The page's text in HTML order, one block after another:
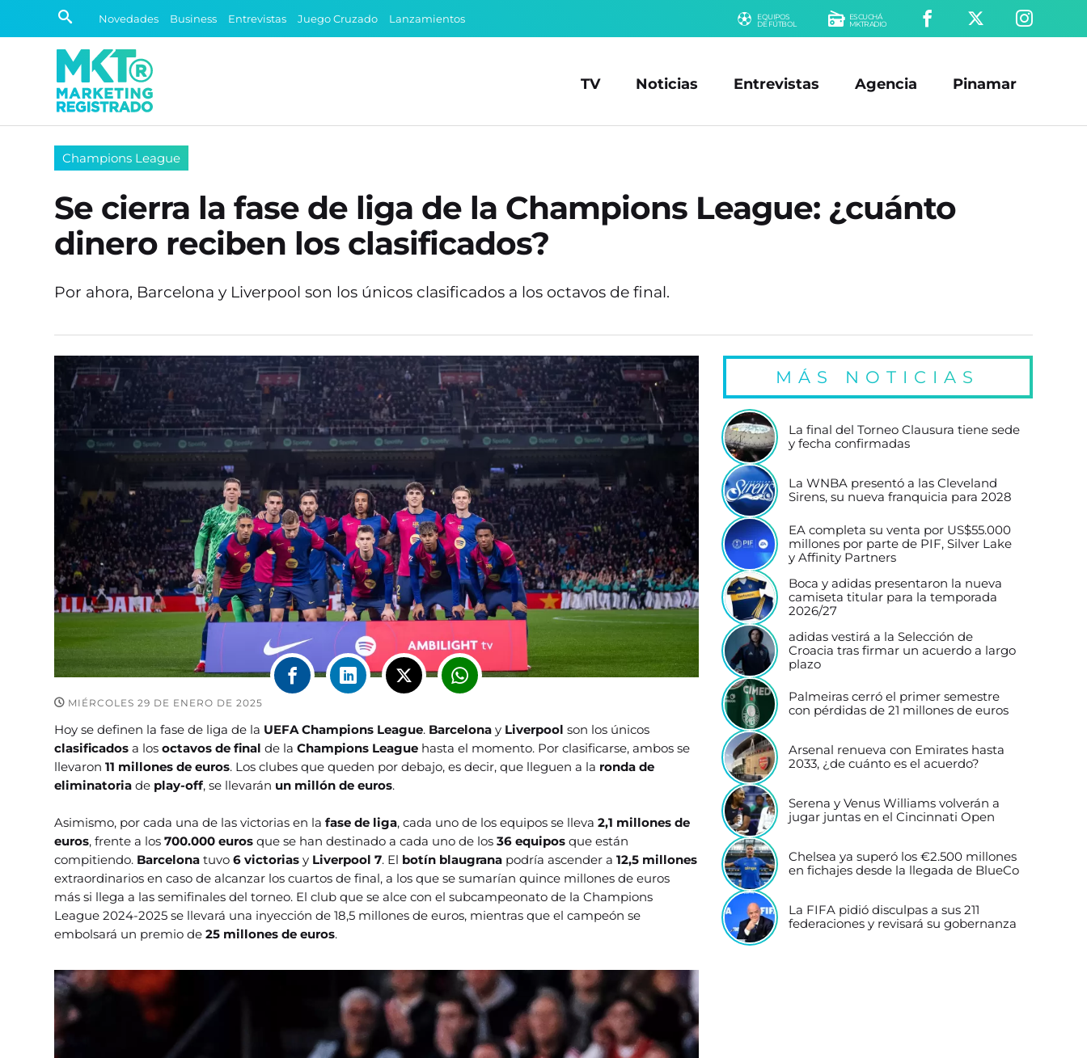
Novedades Business Entrevistas Juego Cruzado Lanzamientos
EQUIPOS
DE FÚTBOL
ESCUCHÁ
MKTRADIO
TV Noticias Entrevistas Agencia Pinamar
Champions League
Se cierra la fase de liga de la Champions League: ¿cuánto
dinero reciben los clasificados?
Por ahora, Barcelona y Liverpool son los únicos clasificados a los octavos de final.
MIÉRCOLES 29 DE ENERO DE 2025
Hoy se definen la fase de liga de la UEFA Champions League. Barcelonay Liverpoolson los únicos
clasificadosa los octavos de finalde laChampions League hasta el momento. Por clasificarse, ambos se
llevaron11 millones de euros. Los clubes que queden por debajo, es decir, que lleguen a la ronda de
eliminatoria de play-off, se llevarán un millón de euros.
Asimismo, por cada una de las victorias en lafase de liga, cada uno de los equipos se lleva2,1 millones de
euros, frente a los700.000 euros que se han destinado a cada uno de los36 equipos que están
compitiendo. Barcelonatuvo 6 victorias y Liverpool 7. El botín blaugrana podría ascender a12,5 millones
extraordinarios en caso de alcanzar los cuartos de final, a los que se sumarían quince millones de euros
más si llega a las semifinales del torneo. El club que se alce con el subcampeonato de la Champions
League 2024-2025 se llevará una inyección de 18,5 millones de euros, mientras que el campeón se
embolsará un premio de25 millones de euros.
MÁS NOTICIAS
La final del Torneo Clausura tiene sede
y fecha confirmadas
La WNBA presentó a las Cleveland
Sirens, su nueva franquicia para 2028
EA completa su venta por US$55.000
millones por parte de PIF, Silver Lake
y Affinity Partners
Boca y adidas presentaron la nueva
camiseta titular para la temporada
2026/27
adidas vestirá a la Selección de
Croacia tras firmar un acuerdo a largo
plazo
Palmeiras cerró el primer semestre
con pérdidas de 21 millones de euros
Arsenal renueva con Emirates hasta
2033, ¿de cuánto es el acuerdo?
Serena y Venus Williams volverán a
jugar juntas en el Cincinnati Open
Chelsea ya superó los €2.500 millones
en fichajes desde la llegada de BlueCo
La FIFA pidió disculpas a sus 211
federaciones y revisará su gobernanza